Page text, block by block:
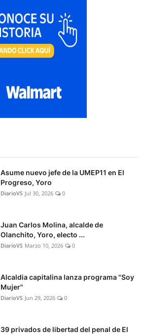
Asume nuevo jefe de la UMEP11 en El
Progreso, Yoro
DiarioVS Jul 30, 2026 0
Juan Carlos Molina, alcalde de
Olanchito, Yoro, electo ...
DiarioVS Marzo 10, 2026 0
Alcaldia capitalina lanza programa "Soy
Mujer"
DiarioVS Jun 29, 2026 0
39 privados de libertad del penal de El